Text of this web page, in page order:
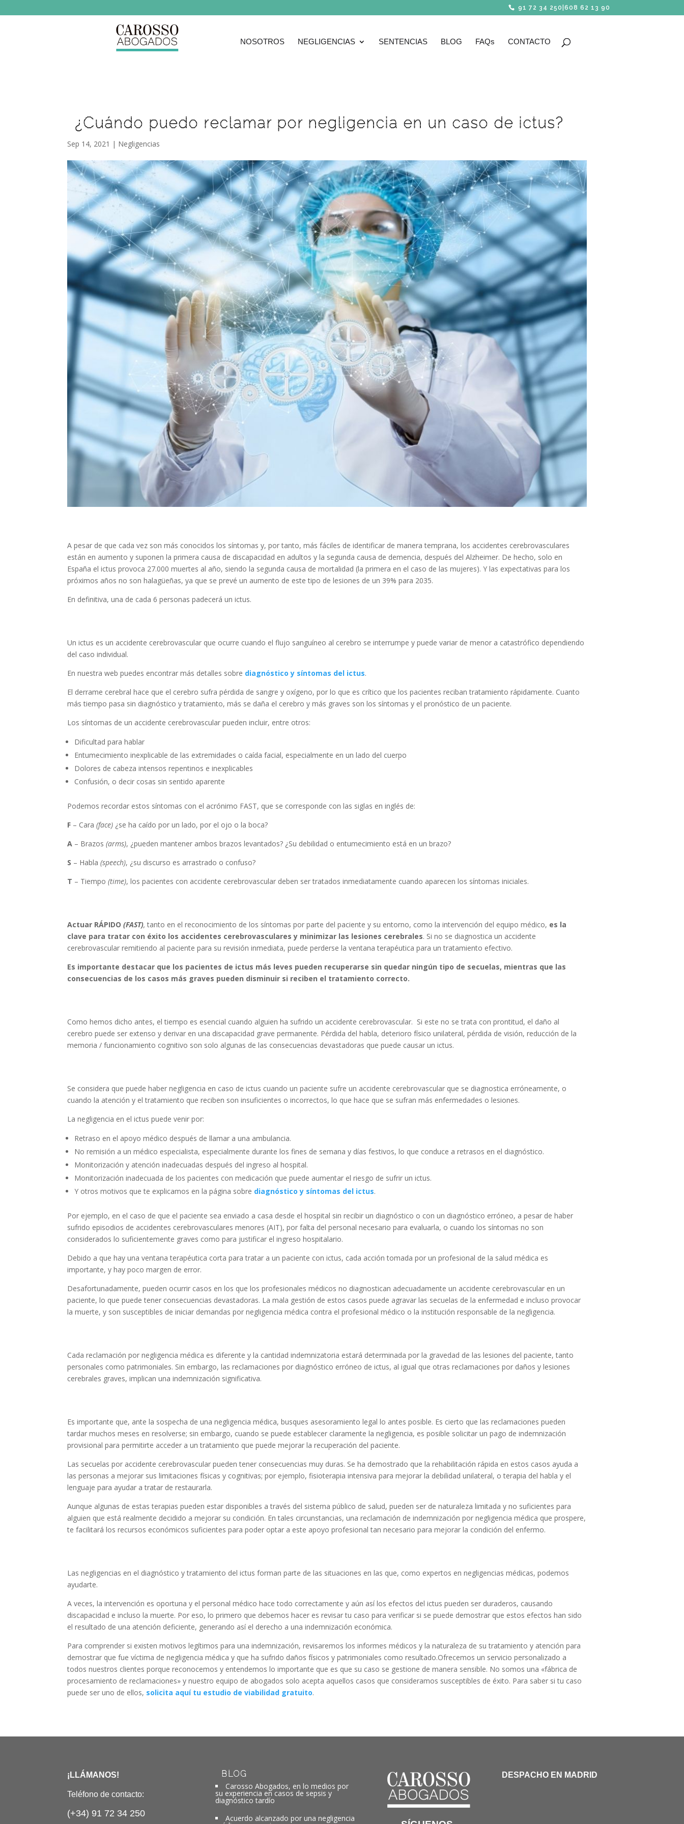
91 72 34 250 608 62 13 90
NOSOTROS NEGLIGENCIAS SENTENCIAS BLOG FAQs CONTACTO
¿Cuándo puedo reclamar por negligencia en un caso de ictus?
Sep 14, 2021 | Negligencias
A pesar de que cada vez son más conocidos los síntomas y, por tanto, más fáciles de identificar de manera temprana, los accidentes cerebrovasculares
están en aumento y suponen la primera causa de discapacidad en adultos y la segunda causa de demencia, después del Alzheimer. De hecho, solo en
España el ictus provoca 27.000 muertes al año, siendo la segunda causa de mortalidad (la primera en el caso de las mujeres). Y las expectativas para los
próximos años no son halagüeñas, ya que se prevé un aumento de este tipo de lesiones de un 39% para 2035.
En definitiva, una de cada 6 personas padecerá un ictus.
Un ictus es un accidente cerebrovascular que ocurre cuando el flujo sanguíneo al cerebro se interrumpe y puede variar de menor a catastrófico dependiendo
del caso individual.
En nuestra web puedes encontrar más detalles sobre diagnóstico y síntomas del ictus.
El derrame cerebral hace que el cerebro sufra pérdida de sangre y oxígeno, por lo que es crítico que los pacientes reciban tratamiento rápidamente. Cuanto
más tiempo pasa sin diagnóstico y tratamiento, más se daña el cerebro y más graves son los síntomas y el pronóstico de un paciente.
Los síntomas de un accidente cerebrovascular pueden incluir, entre otros:
Dificultad para hablar
Entumecimiento inexplicable de las extremidades o caída facial, especialmente en un lado del cuerpo
Dolores de cabeza intensos repentinos e inexplicables
Confusión, o decir cosas sin sentido aparente
Podemos recordar estos síntomas con el acrónimo FAST, que se corresponde con las siglas en inglés de:
F – Cara (face) ¿se ha caído por un lado, por el ojo o la boca?
A – Brazos (arms), ¿pueden mantener ambos brazos levantados? ¿Su debilidad o entumecimiento está en un brazo?
S – Habla (speech), ¿su discurso es arrastrado o confuso?
T – Tiempo (time), los pacientes con accidente cerebrovascular deben ser tratados inmediatamente cuando aparecen los síntomas iniciales.
Actuar RÁPIDO (FAST),tanto en el reconocimiento de los síntomas por parte del paciente y su entorno, como la intervención del equipo médico, es la
clave para tratar con éxito los accidentes cerebrovasculares y minimizar las lesiones cerebrales. Si no se diagnostica un accidente
cerebrovascular remitiendo al paciente para su revisión inmediata, puede perderse la ventana terapéutica para un tratamiento efectivo.
Es importante destacar que los pacientes de ictus más leves pueden recuperarse sin quedar ningún tipo de secuelas, mientras que las
consecuencias de los casos más graves pueden disminuir si reciben el tratamiento correcto.
Como hemos dicho antes, el tiempo es esencial cuando alguien ha sufrido un accidente cerebrovascular. Si este no se trata con prontitud, el daño al
cerebro puede ser extenso y derivar en una discapacidad grave permanente. Pérdida del habla, deterioro físico unilateral, pérdida de visión, reducción de la
memoria / funcionamiento cognitivo son solo algunas de las consecuencias devastadoras que puede causar un ictus.
Se considera que puede haber negligencia en caso de ictus cuando un paciente sufre un accidente cerebrovascular que se diagnostica erróneamente, o
cuando la atención y el tratamiento que reciben son insuficientes o incorrectos, lo que hace que se sufran más enfermedades o lesiones.
La negligencia en el ictus puede venir por:
Retraso en el apoyo médico después de llamar a una ambulancia.
No remisión a un médico especialista, especialmente durante los fines de semana y días festivos, lo que conduce a retrasos en el diagnóstico.
Monitorización y atención inadecuadas después del ingreso al hospital.
Monitorización inadecuada de los pacientes con medicación que puede aumentar el riesgo de sufrir un ictus.
Y otros motivos que te explicamos en la página sobre diagnóstico y síntomas del ictus.
Por ejemplo, en el caso de que el paciente sea enviado a casa desde el hospital sin recibir un diagnóstico o con un diagnóstico erróneo, a pesar de haber
sufrido episodios de accidentes cerebrovasculares menores (AIT), por falta del personal necesario para evaluarla, o cuando los síntomas no son
considerados lo suficientemente graves como para justificar el ingreso hospitalario.
Debido a que hay una ventana terapéutica corta para tratar a un paciente con ictus, cada acción tomada por un profesional de la salud médica es
importante, y hay poco margen de error.
Desafortunadamente, pueden ocurrir casos en los que los profesionales médicos no diagnostican adecuadamente un accidente cerebrovascular en un
paciente, lo que puede tener consecuencias devastadoras. La mala gestión de estos casos puede agravar las secuelas de la enfermedad e incluso provocar
la muerte, y son susceptibles de iniciar demandas por negligencia médica contra el profesional médico o la institución responsable de la negligencia.
Cada reclamación por negligencia médica es diferente y la cantidad indemnizatoria estará determinada por la gravedad de las lesiones del paciente, tanto
personales como patrimoniales. Sin embargo, las reclamaciones por diagnóstico erróneo de ictus, al igual que otras reclamaciones por daños y lesiones
cerebrales graves, implican una indemnización significativa.
Es importante que, ante la sospecha de una negligencia médica, busques asesoramiento legal lo antes posible. Es cierto que las reclamaciones pueden
tardar muchos meses en resolverse; sin embargo, cuando se puede establecer claramente la negligencia, es posible solicitar un pago de indemnización
provisional para permitirte acceder a un tratamiento que puede mejorar la recuperación del paciente.
Las secuelas por accidente cerebrovascular pueden tener consecuencias muy duras. Se ha demostrado que la rehabilitación rápida en estos casos ayuda a
las personas a mejorar sus limitaciones físicas y cognitivas; por ejemplo, fisioterapia intensiva para mejorar la debilidad unilateral, o terapia del habla y el
lenguaje para ayudar a tratar de restaurarla.
Aunque algunas de estas terapias pueden estar disponibles a través del sistema público de salud, pueden ser de naturaleza limitada y no suficientes para
alguien que está realmente decidido a mejorar su condición. En tales circunstancias, una reclamación de indemnización por negligencia médica que prospere,
te facilitará los recursos económicos suficientes para poder optar a este apoyo profesional tan necesario para mejorar la condición del enfermo.
Las negligencias en el diagnóstico y tratamiento del ictus forman parte de las situaciones en las que, como expertos en negligencias médicas, podemos
ayudarte.
A veces, la intervención es oportuna y el personal médico hace todo correctamente y aún así los efectos del ictus pueden ser duraderos, causando
discapacidad e incluso la muerte. Por eso, lo primero que debemos hacer es revisar tu caso para verificar si se puede demostrar que estos efectos han sido
el resultado de una atención deficiente, generando así el derecho a una indemnización económica.
Para comprender si existen motivos legítimos para una indemnización, revisaremos los informes médicos y la naturaleza de su tratamiento y atención para
demostrar que fue víctima de negligencia médica y que ha sufrido daños físicos y patrimoniales como resultado.Ofrecemos un servicio personalizado a
todos nuestros clientes porque reconocemos y entendemos lo importante que es que su caso se gestione de manera sensible. No somos una «fábrica de
procesamiento de reclamaciones» y nuestro equipo de abogados solo acepta aquellos casos que consideramos susceptibles de éxito. Para saber si tu caso
puede ser uno de ellos, solicita aquí tu estudio de viabilidad gratuito.
¡LLÁMANOS!
Teléfono de contacto:
(+34) 91 72 34 250
BLOG
Carosso Abogados, en lo medios por
su experiencia en casos de sepsis y
diagnóstico tardío
Acuerdo alcanzado por una negligencia
DESPACHO EN MADRID